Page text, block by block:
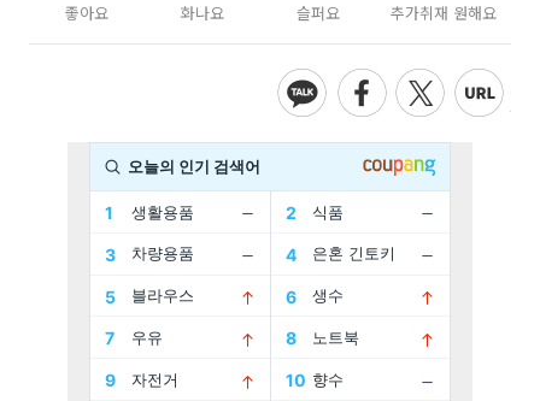
좋아요 화나요 슬퍼요 추가취재 원해요